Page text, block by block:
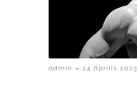
admin - 24 április 2023